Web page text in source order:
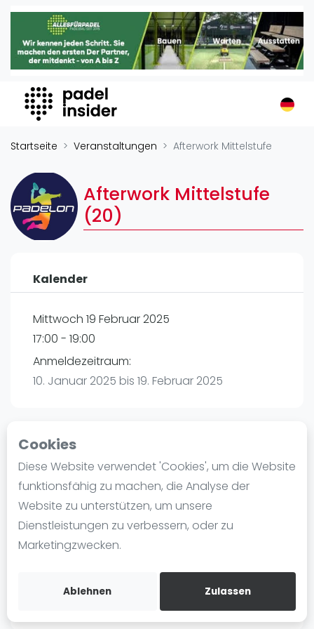
Cookies
Diese Website verwendet 'Cookies', um die Website
funktionsfähig zu machen, die Analyse der
Website zu unterstützen, um unsere
Dienstleistungen zu verbessern, oder zu
Marketingzwecken.
Ablehnen Zulassen
Padel Insider
Home
Organisationen
Buchungssysteme
Padel-Shops
Padelplatzbauer
Verschiedenes
Veranstaltungen
International
Ranking
Männer
Frauen
Blog
Die Geschichte von Padel
Regeln und Punktzählung
Padel Schläge
Video
Startseite Veranstaltungen Afterwork Mittelstufe
Afterwork Mittelstufe
(20)
Kalender
Mittwoch 19 Februar 2025
17:00 - 19:00
Anmeldezeitraum:
10. Januar 2025 bis 19. Februar 2025
Playtomic
Padelon Karlsruhe | Eggenstein-
Leopoldshafen
Am Hardtwald 3
76344Eggenstein-Leopoldshafen
playtomic.io